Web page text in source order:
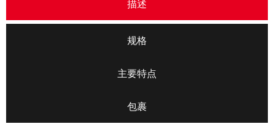
描述
规格
主要特点
包裹